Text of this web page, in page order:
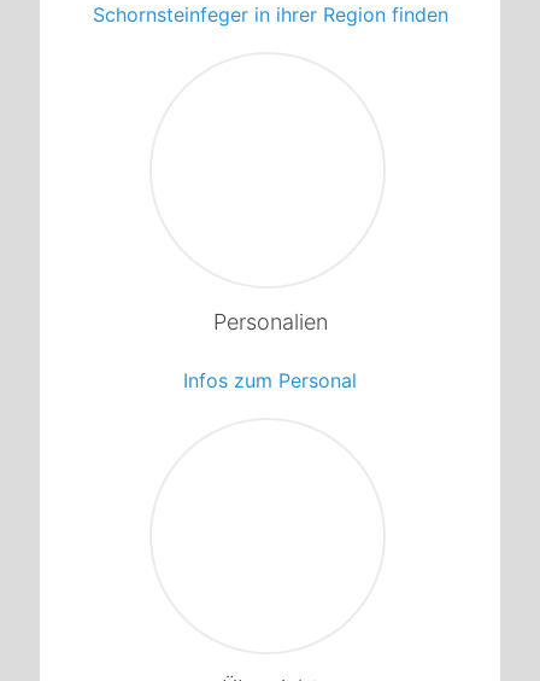
Schornsteinfeger in ihrer Region finden
Personalien
Infos zum Personal